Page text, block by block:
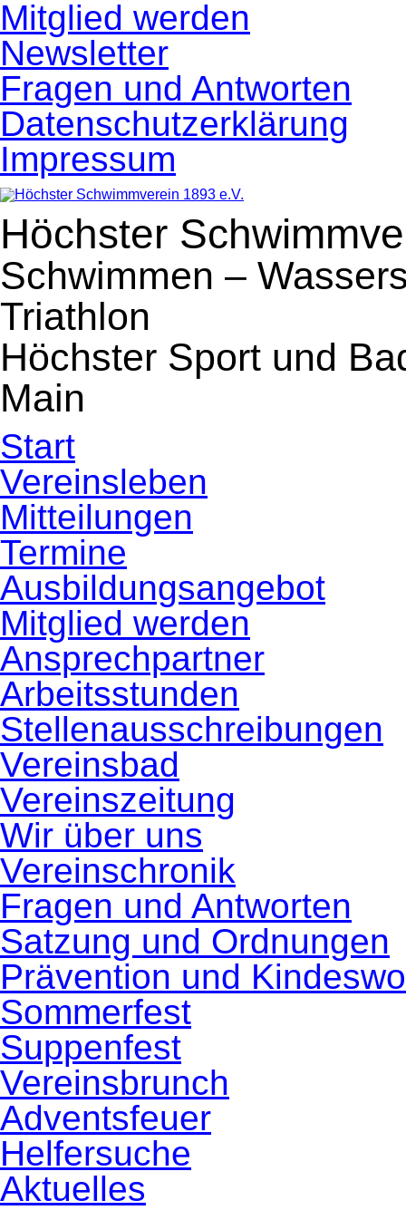
Navigation
überspringen
Mitglied werden
Newsletter
Fragen und Antworten
Datenschutzerklärung
Impressum
Höchster
Schwimmen –
Triathlon
Höchster Sport und
Main
Start
Vereinsleben
Mitteilungen
Termine
Ausbildungsangebot
Mitglied werden
Ansprechpartner
Arbeitsstunden
Stellenausschreibungen
Vereinsbad
Vereinszeitung
Wir über uns
Vereinschronik
Fragen und Antworten
Satzung und Ordnungen
Prävention und
Sommerfest
Suppenfest
Vereinsbrunch
Adventsfeuer
Helfersuche
Aktuelles